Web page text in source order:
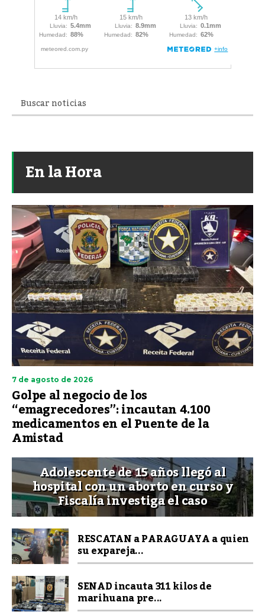
En la Hora
7 de agosto de 2026
Golpe al negocio de los
“emagrecedores”: incautan 4.100
medicamentos en el Puente de la
Amistad
Adolescente de 15 años llegó al
hospital con un aborto en curso y
Fiscalía investiga el caso
RESCATAN a PARAGUAYA a quien
su expareja...
SENAD incauta 311 kilos de
marihuana pre...